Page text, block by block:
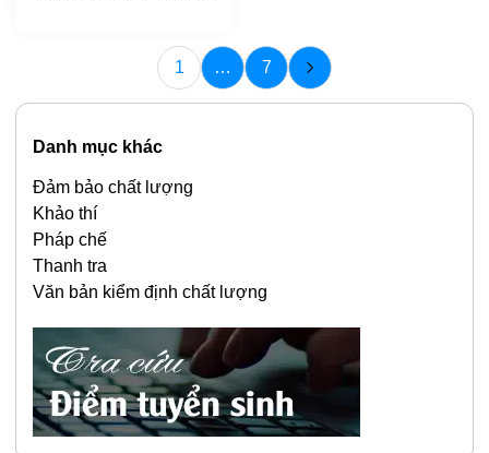
ĐỘ ĐẠI HỌC (dự
1 … 7
Danh mục khác
Đảm bảo chất lượng
Khảo thí
Pháp chế
Thanh tra
Văn bản kiểm định chất lượng